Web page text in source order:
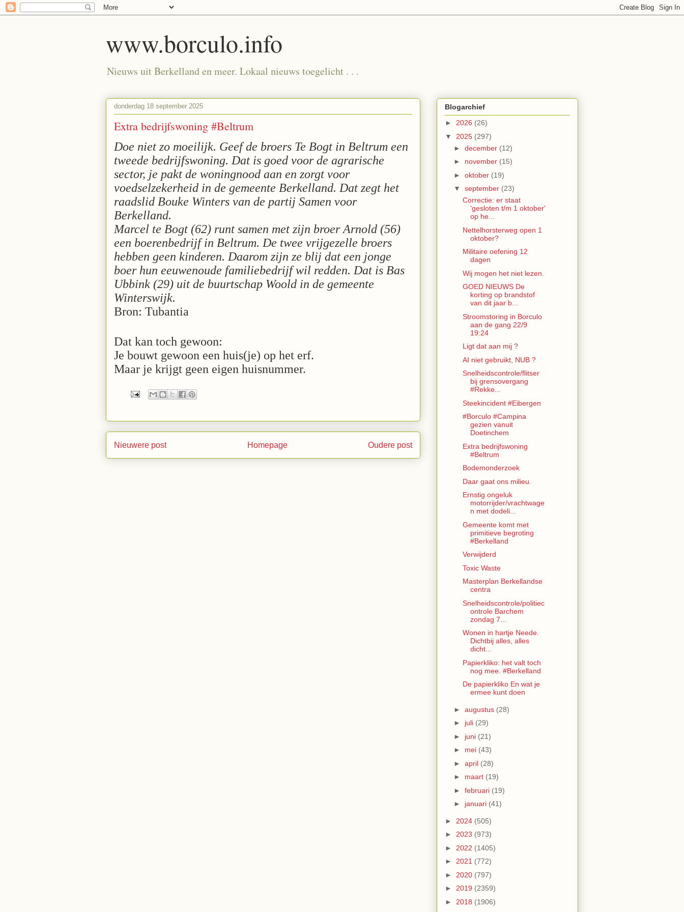
www.borculo.info
Nieuws uit Berkelland en meer. Lokaal nieuws toegelicht . . .
donderdag 18 september 2025
Extra bedrijfswoning #Beltrum
Doe niet zo moeilijk. Geef de broers Te Bogt in Beltrum een
tweede bedrijfswoning. Dat is goed voor de agrarische
sector, je pakt de woningnood aan en zorgt voor
voedselzekerheid in de gemeente Berkelland. Dat zegt het
raadslid Bouke Winters van de partij Samen voor
Berkelland.
Marcel te Bogt (62) runt samen met zijn broer Arnold (56)
een boerenbedrijf in Beltrum. De twee vrijgezelle broers
hebben geen kinderen. Daarom zijn ze blij dat een jonge
boer hun eeuwenoude familiebedrijf wil redden. Dat is Bas
Ubbink (29) uit de buurtschap Woold in de gemeente
Winterswijk.
Bron: Tubantia
Dat kan toch gewoon:
Je bouwt gewoon een huis(je) op het erf.
Maar je krijgt geen eigen huisnummer.
Nieuwere post Oudere post
Homepage
Blogarchief
► 2026 (26)
▼ 2025 (297)
► december (12)
► november (15)
► oktober (19)
▼ september (23)
Correctie: er staat
'gesloten t/m 1 oktober'
op he...
Nettelhorsterweg open 1
oktober?
Militaire oefening 12
dagen
Wij mogen het niet lezen.
GOED NIEUWS De
korting op brandstof
van dit jaar b...
Stroomstoring in Borculo
aan de gang 22/9
19:24
Ligt dat aan mij ?
AI niet gebruikt, NUB ?
Snelheidscontrole/flitser
bij grensovergang
#Rekke...
Steekincident #Eibergen
#Borculo #Campina
gezien vanuit
Doetinchem
Extra bedrijfswoning
#Beltrum
Bodemonderzoek
Daar gaat ons milieu.
Ernstig ongeluk
motorrijder/vrachtwage
n met dodeli...
Gemeente komt met
primitieve begroting
#Berkelland
Verwijderd
Toxic Waste
Masterplan Berkellandse
centra
Snelheidscontrole/politiec
ontrole Barchem
zondag 7...
Wonen in hartje Neede.
Dichtbij alles, alles
dicht...
Papierkliko: het valt toch
nog mee. #Berkelland
De papierkliko En wat je
ermee kunt doen
► augustus (28)
► juli (29)
► juni (21)
► mei (43)
► april (28)
► maart (19)
► februari (19)
► januari (41)
► 2024 (505)
► 2023 (973)
► 2022 (1405)
► 2021 (772)
► 2020 (797)
► 2019 (2359)
► 2018 (1906)